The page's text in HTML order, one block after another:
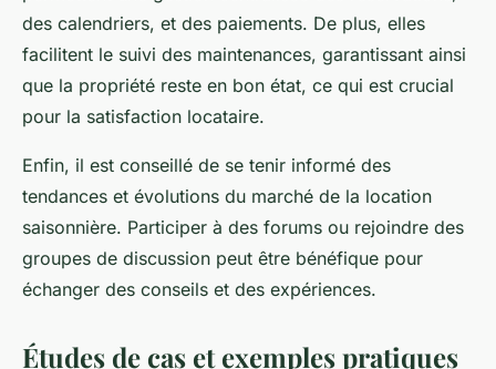
des calendriers, et des paiements. De plus, elles
facilitent le suivi des maintenances, garantissant ainsi
que la propriété reste en bon état, ce qui est crucial
pour la satisfaction locataire.
Enfin, il est conseillé de se tenir informé des
tendances et évolutions du marché de la location
saisonnière. Participer à des forums ou rejoindre des
groupes de discussion peut être bénéfique pour
échanger des conseils et des expériences.
Études de cas et exemples pratiques